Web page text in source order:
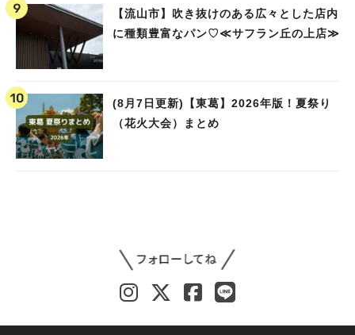
【流山市】吹き抜けのある広々とした店内
に種類豊富なパン♡≪サフラン丘の上店≫
(8月7日更新)【東葛】2026年版！夏祭り
（花火大会）まとめ